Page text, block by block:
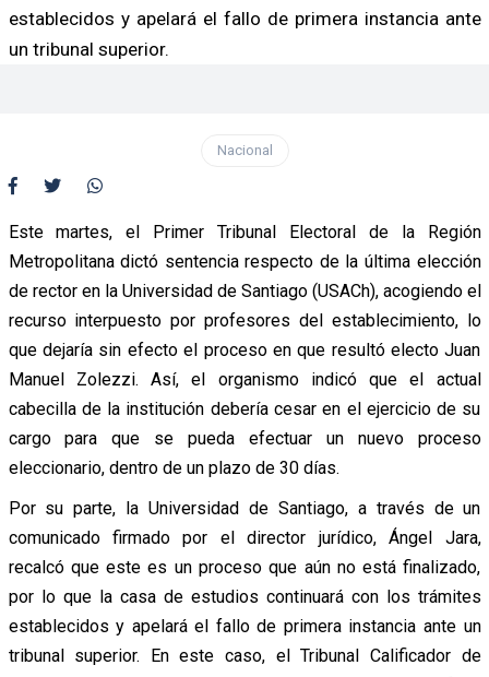
establecidos y apelará el fallo de primera instancia ante
un tribunal superior.
Nacional
Este martes, el Primer Tribunal Electoral de la Región
Metropolitana dictó sentencia respecto de la última elección
de rector en la Universidad de Santiago (USACh), acogiendo el
recurso interpuesto por profesores del establecimiento, lo
que dejaría sin efecto el proceso en que resultó electo Juan
Manuel Zolezzi. Así, el organismo indicó que el actual
cabecilla de la institución debería cesar en el ejercicio de su
cargo para que se pueda efectuar un nuevo proceso
eleccionario, dentro de un plazo de 30 días.
Por su parte, la Universidad de Santiago, a través de un
comunicado firmado por el director jurídico, Ángel Jara,
recalcó que este es un proceso que aún no está finalizado,
por lo que la casa de estudios continuará con los trámites
establecidos y apelará el fallo de primera instancia ante un
tribunal superior. En este caso, el Tribunal Calificador de